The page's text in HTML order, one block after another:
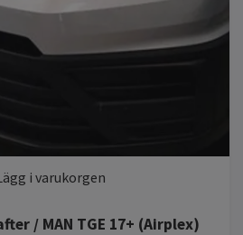
i varukorgen
/ MAN TGE 17+ (Airplex)